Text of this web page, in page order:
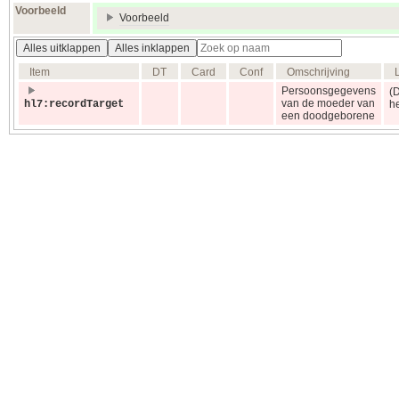
Voorbeeld
Voorbeeld
Alles uitklappen
Alles inklappen
Item
DT Card Conf Omschrijving
hl7:recordTarget
Persoonsgegevens
van de moeder van
een doodgeborene